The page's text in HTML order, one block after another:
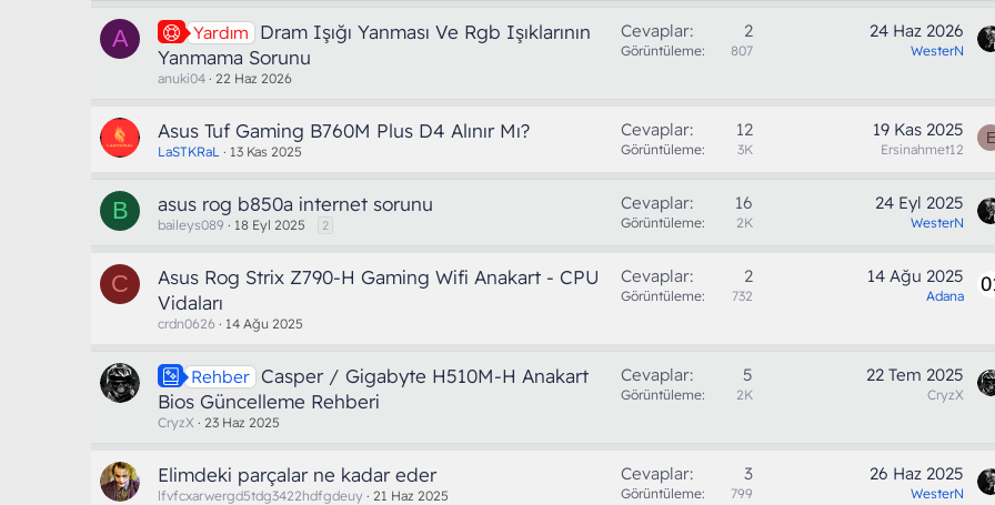
A Yardım
Dram Işığı Yanması Ve Rgb Işıklarının
Yanmama Sorunu
anuki04 22 Haz 2026
Cevaplar 2
Görüntüleme 807
24 Haz 2026
WesterN
Asus Tuf Gaming B760M Plus D4 Alınır Mı?
LaSTKRaL 13 Kas 2025
Cevaplar 12
Görüntüleme 3K
19 Kas 2025
Ersinahmet12
E
B asus rog b850a internet sorunu
baileys089 18 Eyl 2025 2
Cevaplar 16
Görüntüleme 2K
24 Eyl 2025
WesterN
C
Asus Rog Strix Z790-H Gaming Wifi Anakart - CPU
Vidaları
crdn0626 14 Ağu 2025
Cevaplar 2
Görüntüleme 732
14 Ağu 2025
Adana
Rehber Casper / Gigabyte H510M-H Anakart
Bios Güncelleme Rehberi
CryzX 23 Haz 2025
Cevaplar 5
Görüntüleme 2K
22 Tem 2025
CryzX
Elimdeki parçalar ne kadar eder
lfvfcxarwergd5tdg3422hdfgdeuy 21 Haz 2025
Cevaplar 3
Görüntüleme 799
26 Haz 2025
WesterN